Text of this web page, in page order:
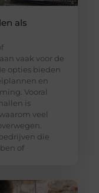
als
vaak voor de
opties bieden
en
Vooral
is
veel
die
of